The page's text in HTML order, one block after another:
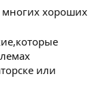
хороших
или